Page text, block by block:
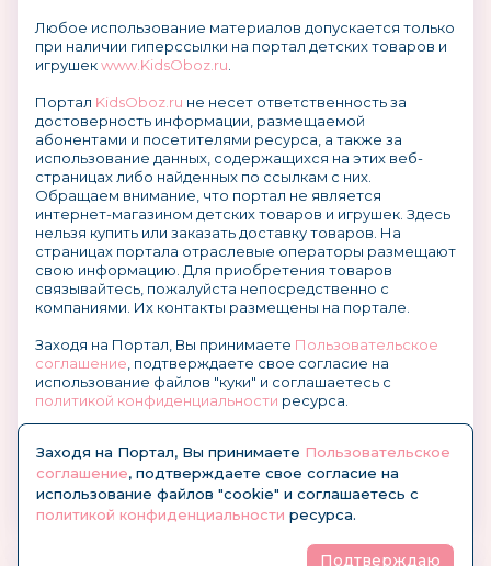
Любое использование материалов допускается только
при наличии гиперссылки на портал детских товаров и
игрушекwww.KidsOboz.ru
Портал KidsOboz.ru не несет ответственность за
достоверность информации, размещаемой
абонентами и посетителями ресурса, а также за
использование данных, содержащихся на этих веб-
страницах либо найденных по ссылкам с них.
Обращаем внимание, что портал не является
интернет-магазином детских товаров и игрушек. Здесь
нельзя купить или заказать доставку товаров. На
страницах портала отраслевые операторы размещают
свою информацию. Для приобретения товаров
связывайтесь, пожалуйста непосредственно с
компаниями. Их контакты размещены на портале.
Заходя на Портал, Вы принимаете Пользовательское
соглашение , подтверждаете свое согласие на
использование файлов "куки" и соглашаетесь с
политикой конфиденциальности ресурса.
Заходя на Портал, Вы принимаете Пользовательское
соглашение, подтверждаете свое согласие на
использование файлов "cookie" и соглашаетесь с
политикой конфиденциальности ресурса.
Подтверждаю